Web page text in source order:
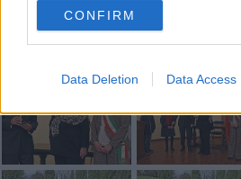
CONFIRM
Data Deletion Data Access